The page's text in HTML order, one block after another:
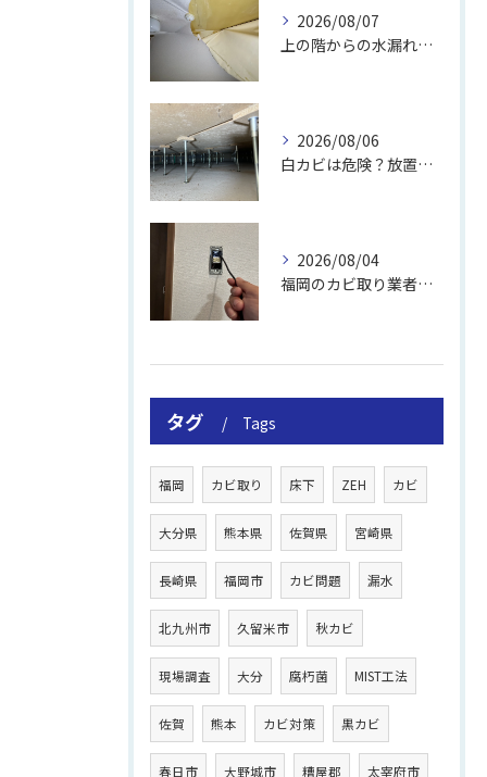
2026/08/07
上の階からの水漏れでカビ｜対処法と業者
2026/08/06
白カビは危険？放置のリスクと取り方
2026/08/04
福岡のカビ取り業者おすすめの選び方と費用
タグ Tags
福岡 カビ取り 床下 ZEH カビ
大分県 熊本県 佐賀県 宮崎県
長崎県 福岡市 カビ問題 漏水
北九州市 久留米市 秋カビ
現場調査 大分 腐朽菌 MIST工法
佐賀 熊本 カビ対策 黒カビ
春日市 大野城市 糟屋郡 太宰府市